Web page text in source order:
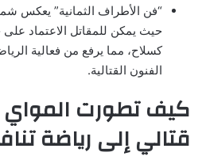
“فن الأطراف الثمانية” يعكس
حيث يمكن للمقاتل الاعتماد على
كسلاح، مما يرفع من فعالية
الفنون القتالية.
كيف تطورت
قتالي إلى رياضة